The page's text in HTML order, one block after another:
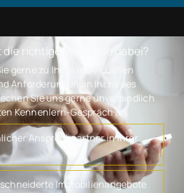
richtige Immobilie dabei?
gerne zu Ihren individuellen
Anforderungen an Ihr neues
Sie uns gerne unverbindlich
Kennenlern-Gespräch an.
Ansprechpartner in Ihrer
Immobilienangebote